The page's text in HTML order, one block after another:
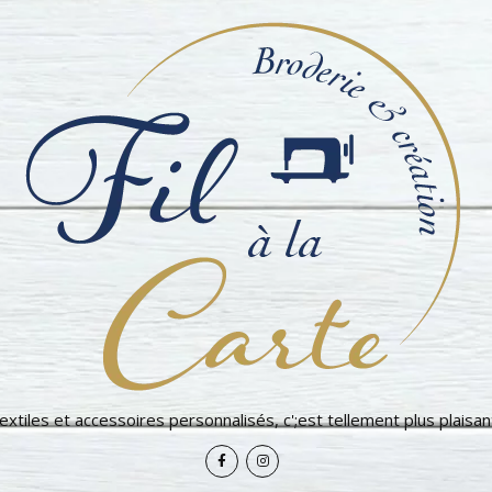
et accessoires personnalisés, c';est tellement plus